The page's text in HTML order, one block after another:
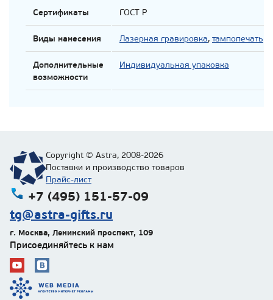
Сертификаты ГОСТ Р
Виды нанесения Лазерная гравировка, тампопечать
Дополнительные
возможности
Индивидуальная упаковка
Copyright © Astra, 2008-2026
Поставки и производство товаров
Прайс-лист
+7 (495) 151-57-09
tg@astra-gifts.ru
г. Москва, Ленинский проспект, 109
Присоединяйтесь к нам